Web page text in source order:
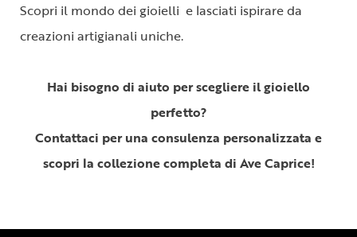
Scopri il mondo dei gioielli e lasciati ispirare da
creazioni artigianali uniche.
Hai bisogno di aiuto per scegliere il gioiello
perfetto?
Contattaci per una consulenza personalizzata e
scopri la collezione completa di Ave Caprice!